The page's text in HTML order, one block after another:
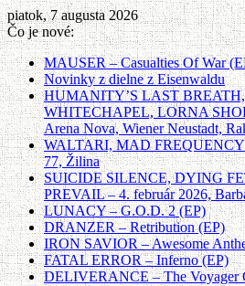
piatok, 7 augusta 2026
Čo je nové:
MAUSER – Casualties Of War
Novinky z dielne z Eisenwaldu
HUMANITY’S LAST
WHITECHAPEL, LORNA
Arena Nova, Wiener Neustadt,
WALTARI, MAD FREQUENCY
77, Žilina
SUICIDE SILENCE, DYING
PREVAIL – 4. február 2026,
LUNACY – G.O.D. 2 (EP)
DRANZER – Retribution (EP)
IRON SAVIOR – Awesome
FATAL ERROR – Inferno (EP)
DELIVERANCE – The Voyager